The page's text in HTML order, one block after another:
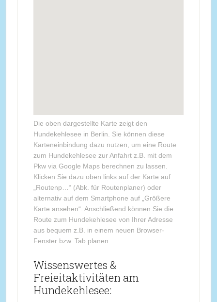
Die oben dargestellte Karte zeigt den
Hundekehlesee in Berlin. Sie können diese
Karteneinbindung dazu nutzen, um eine Route
zum Hundekehlesee zur Anfahrt z.B. mit dem
Pkw via Google Maps berechnen zu lassen.
Klicken Sie dazu oben links auf der Karte auf
„Routenp…“ (Abk. für Routenplaner) oder
alternativ auf dem Smartphone auf „Größere
Karte ansehen“. Anschließend können Sie die
Route zum Hundekehlesee von Ihrer Adresse
aus bequem z.B. in einem neuen Browser-
Fenster bzw. Tab planen.
Wissenswertes &
Freieitaktivitäten am
Hundekehlesee: